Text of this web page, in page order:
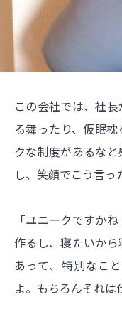
この会社では、社
る舞ったり、仮眠
クな制度があるな
し、笑顔でこう言っ
「ユニークですか
作るし、寝たいか
あって、特別なこ
よ。もちろんそれは